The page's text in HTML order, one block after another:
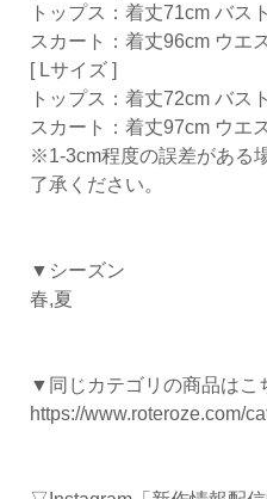
トップス：着丈71cm バス
スカート：着丈96cm ウエ
[ Lサイズ ]
トップス：着丈72cm バス
スカート：着丈97cm ウエ
※1-3cm程度の誤差がある
了承ください。
▼シーズン
春,夏
▼同じカテゴリの商品はこ
https://www.roteroze.com/